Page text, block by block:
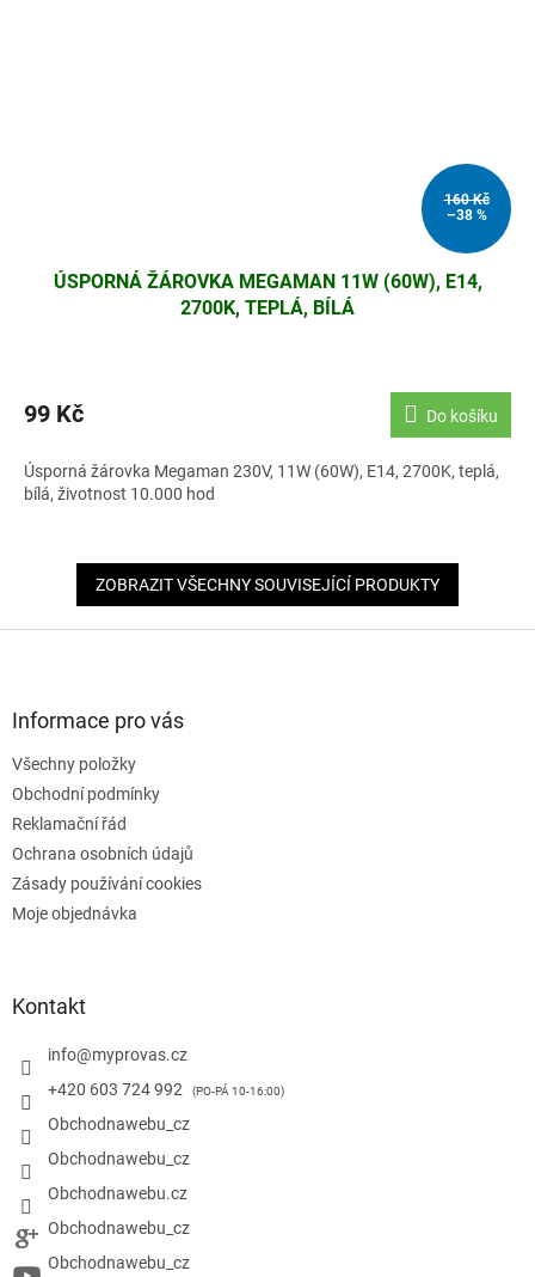
160 Kč
–38 %
ÚSPORNÁ ŽÁROVKA MEGAMAN 11W (60W), E14,
2700K, TEPLÁ, BÍLÁ
99 Kč Do košíku
Úsporná žárovka Megaman 230V, 11W (60W), E14, 2700K, teplá,
bílá, životnost 10.000 hod
ZOBRAZIT VŠECHNY SOUVISEJÍCÍ PRODUKTY
Informace pro vás
Všechny položky
Obchodní podmínky
Reklamační řád
Ochrana osobních údajů
Zásady používání cookies
Moje objednávka
Kontakt
info@myprovas.cz
+420 603 724 992
Obchodnawebu_cz
Obchodnawebu_cz
Obchodnawebu.cz
Obchodnawebu_cz
Obchodnawebu_cz